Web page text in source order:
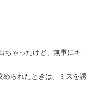
ちゃったけど、無事にキ
められたときは、ミスを誘